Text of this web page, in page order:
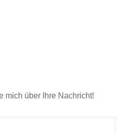
mich über Ihre Nachricht!